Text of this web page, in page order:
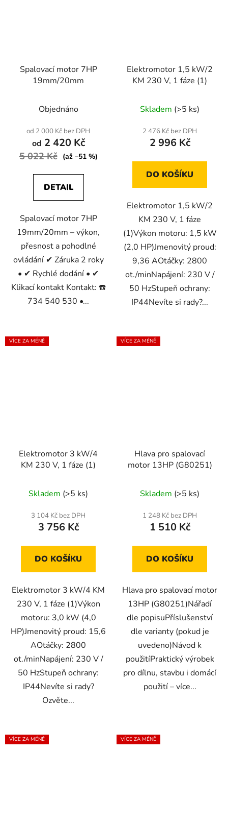
Spalovací motor 7HP
19mm/20mm
hodnocení
produktu
je
5,0
5
Objednáno
od 2 000 Kč bez DPH
od 2 420 Kč
5 022 Kč (až –51 %)
DETAIL
Spalovací motor 7HP
19mm/20mm – výkon,
přesnost a pohodlné
ovládání ✔ Záruka 2 roky
• ✔ Rychlé dodání • ✔
Klikací kontakt Kontakt: ☎️
734 540 530 •...
Elektromotor 1,5 kW/2
KM 230 V, 1 fáze (1)
Skladem (>5 ks)
2 476 Kč bez DPH
2 996 Kč
DO KOŠÍKU
Elektromotor 1,5 kW/2
KM 230 V, 1 fáze
(1)Výkon motoru: 1,5 kW
(2,0 HP)Jmenovitý proud:
9,36 AOtáčky: 2800
ot./minNapájení: 230 V /
50 HzStupeň ochrany:
IP44Nevíte si rady?...
VÍCE ZA MÉNĚ
Elektromotor 3 kW/4
KM 230 V, 1 fáze (1)
Skladem (>5 ks)
3 104 Kč bez DPH
3 756 Kč
DO KOŠÍKU
Elektromotor 3 kW/4 KM
230 V, 1 fáze (1)Výkon
motoru: 3,0 kW (4,0
HP)Jmenovitý proud: 15,6
AOtáčky: 2800
ot./minNapájení: 230 V /
50 HzStupeň ochrany:
IP44Nevíte si rady?
Ozvěte...
VÍCE ZA MÉNĚ
Hlava pro spalovací
motor 13HP (G80251)
Skladem (>5 ks)
1 248 Kč bez DPH
1 510 Kč
DO KOŠÍKU
Hlava pro spalovací motor
13HP (G80251)Nářadí
dle popisuPříslušenství
dle varianty (pokud je
uvedeno)Návod k
použitíPraktický výrobek
pro dílnu, stavbu i domácí
použití – více...
VÍCE ZA MÉNĚ VÍCE ZA MÉNĚ